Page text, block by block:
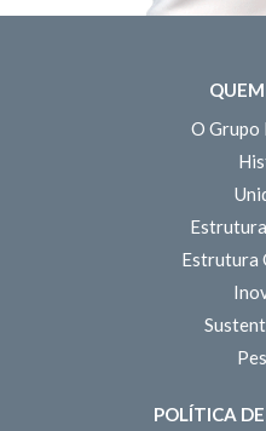
O
Estrutura
POLÍTICA